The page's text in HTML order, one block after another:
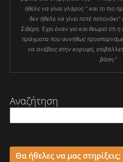
ήθελε να γίνει γλάρος " και το πιο
δεν ήθελε να γίνει ποτέ
Σιδέρη. Έχει έναν γιο και θεωρεί ότι
πράγματα που συνήθως
να ανέβεις στην κορυφή,
βάση."
Αναζήτηση
Θα ήθελες να μας